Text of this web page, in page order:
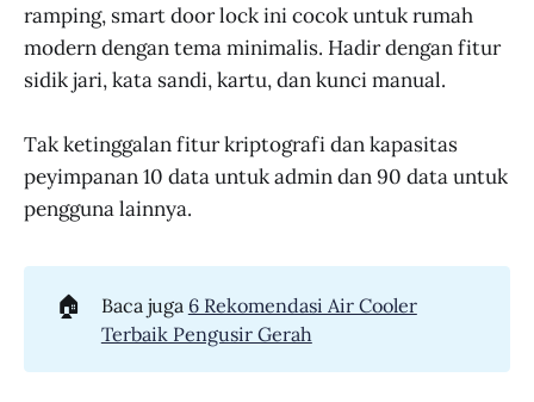
ramping, smart door lock ini cocok untuk rumah
modern dengan tema minimalis. Hadir dengan fitur
sidik jari, kata sandi, kartu, dan kunci manual.
Tak ketinggalan fitur kriptografi dan kapasitas
peyimpanan 10 data untuk admin dan 90 data untuk
pengguna lainnya.
🏠 Baca juga 6 Rekomendasi Air Cooler
Terbaik Pengusir Gerah